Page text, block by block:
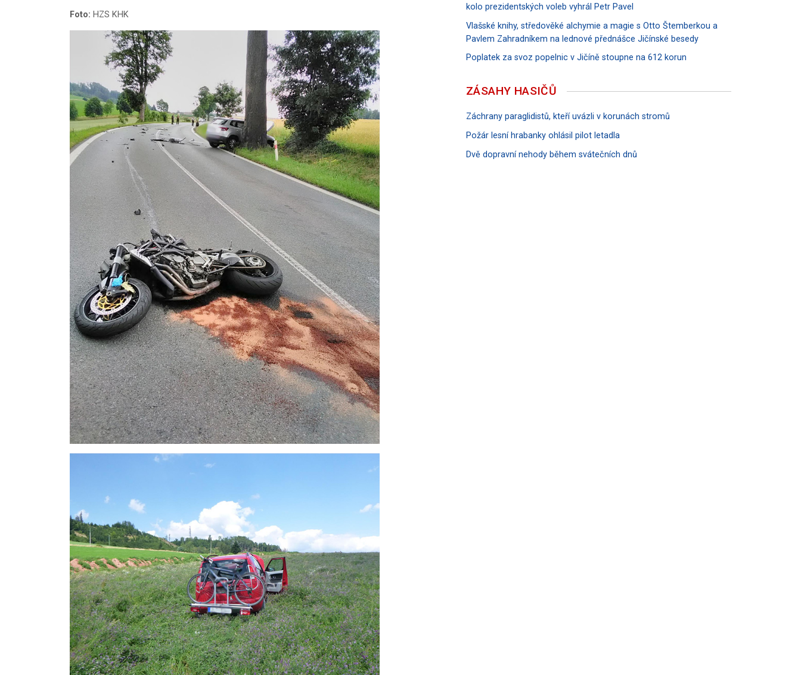
Foto: HZS KHK
kolo prezidentských voleb vyhrál Petr Pavel
Vlašské knihy, středověké alchymie a magie s Otto Štemberkou a
Pavlem Zahradníkem na lednové přednášce Jičínské besedy
Poplatek za svoz popelnic v Jičíně stoupne na 612 korun
ZÁSAHY HASIČŮ
Záchrany paraglidistů, kteří uvázli v korunách stromů
Požár lesní hrabanky ohlásil pilot letadla
Dvě dopravní nehody během svátečních dnů